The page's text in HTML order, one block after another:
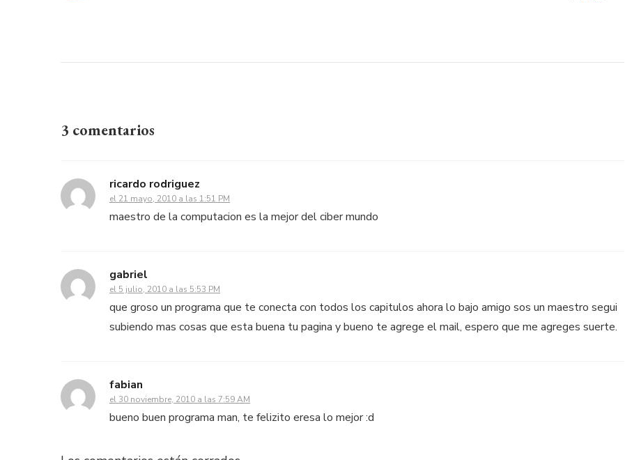
3 comentarios
ricardo rodriguez
el 21 mayo, 2010 a las 1:51 PM
maestro de la computacion es la mejor del ciber mundo
gabriel
el 5 julio, 2010 a las 5:53 PM
que groso un programa que te conecta con todos los capitulos ahora lo bajo amigo sos un maestro segui
subiendo mas cosas que esta buena tu pagina y bueno te agrege el mail, espero que me agreges suerte.
fabian
el 30 noviembre, 2010 a las 7:59 AM
bueno buen programa man, te felizito eresa lo mejor :d